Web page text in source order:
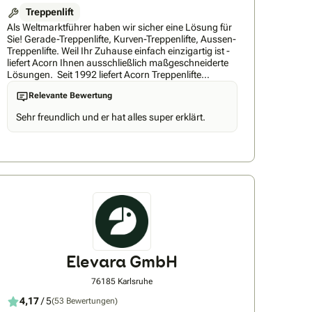
Treppenlift
Als Weltmarktführer haben wir sicher eine Lösung für
Sie! Gerade-Treppenlifte, Kurven-Treppenlifte, Aussen-
Treppenlifte. Weil Ihr Zuhause einfach einzigartig ist -
liefert Acorn Ihnen ausschließlich maßgeschneiderte
Lösungen. Seit 1992 liefert Acorn Treppenlifte
weltweit und ermöglicht somit vielen Menschen, ihre
persönliche Freiheit im eigenen Hause
zuverlässig, einfach zu bedienen und preiswert.
Durch das Baukastenprinzip unserer Treppenlifte
Person wird durch einen Sicherheitsgurt zusätzlich
abgesichert. Gerade auf engen Treppen ist es
vorteilhaft, dass sich sowohl die Sitzfläche als auch
die Armlehnen und Fußstützen zurückklappen lassen,
um die Treppe auch für andere Personen weiterhin
bequem begehbar zu machen. Mit unserem Schnell-
Service-System können wir bei nahezu jedem
Treppentyp einen Einbau des Liftes innerhalb von
sieben Tagen garantieren. Für den Fall, dass während
der Benutzung Probleme auftreten, befindet sich eines
Relevante Bewertung
Sehr freundlich und er hat alles super erklärt.
Elevara GmbH
76185 Karlsruhe
4,17/ 5(53 Bewertungen)